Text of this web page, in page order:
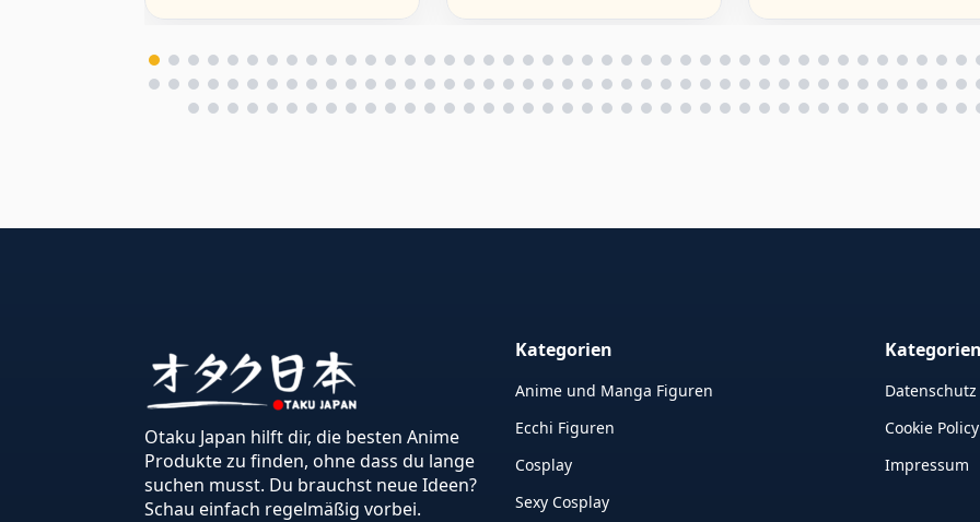
Otaku Japan hilft dir, die besten Anime
Produkte zu finden, ohne dass du lange
suchen musst. Du brauchst neue Ideen?
Schau einfach regelmäßig vorbei.
Kategorien
Anime und Manga Figuren
Ecchi Figuren
Cosplay
Sexy Cosplay
Kategorien
Datenschutz
Cookie
Impressum